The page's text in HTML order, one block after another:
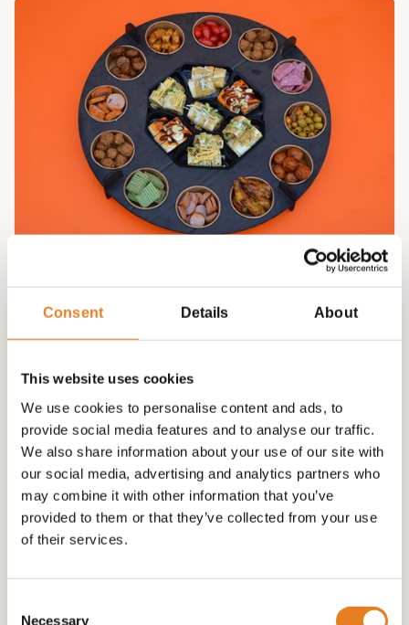
Consent Details About
This website uses cookies
We use cookies to personalise content and ads, to
provide social media features and to analyse our traffic.
We also share information about your use of our site with
our social media, advertising and analytics partners who
may combine it with other information that you’ve
provided to them or that they’ve collected from your use
of their services.
Necessary
Borrel HAPJESSCHAAL INCL WRAPS grote schaal
60 CM √ hapjes √ wraps √ mooie presenteer schaal
€